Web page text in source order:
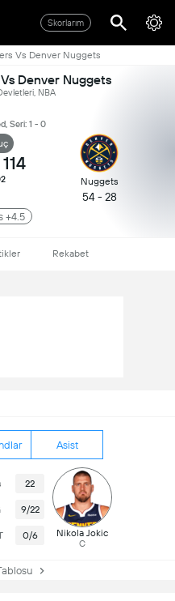
Skorlarım
Vs Denver Nuggets
Denver Nuggets
NBA
Seri: 1 - 0
114
Nuggets
54 - 28
+4.5
Rekabet
Asist
22
9/22
0/6 Nikola Jokic
C